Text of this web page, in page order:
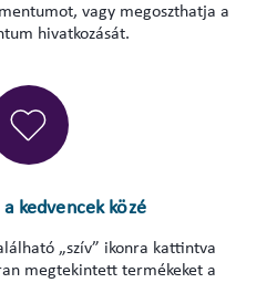
vagy megoszthatja a
hivatkozását.
kedvencek közé
„szív” ikonra kattintva
megtekintett termékeket a